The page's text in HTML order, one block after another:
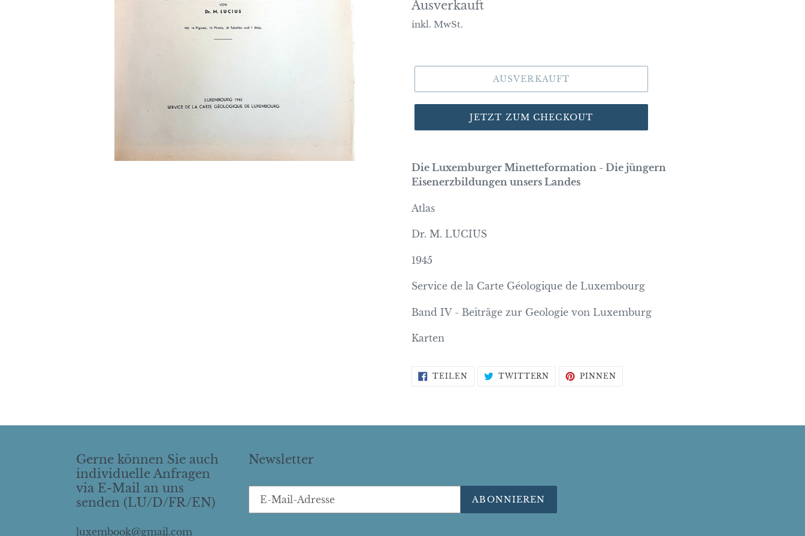
Normaler
Preis
Ausverkauft
inkl. MwSt.
AUSVERKAUFT
JETZT ZUM CHECKOUT
Die Luxemburger Minetteformation - Die jüngern
Eisenerzbildungen unsers Landes
Atlas
Dr. M. LUCIUS
1945
Service de la Carte Géologique de Luxembourg
Band IV - Beiträge zur Geologie von Luxemburg
Karten
TEILENAUF
FACEBOOK
TWITTERN AUF
TWITTER
PINNEN
Gerne können Sie auch
individuelle Anfragen
via E-Mail an uns
senden (LU/D/FR/EN)
luxembook@gmail.com
Newsletter
ABONNIEREN